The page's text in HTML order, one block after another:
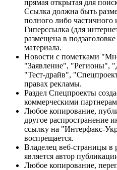
прямая открытая для
Ссылка должна быть
полного либо частичного
Гиперссылка (для
размещена в
материала.
Новости с пометками
"Заявление", "Регионы",
"Тест-драйв",
правах рекламы.
Раздел Спецпроекты
коммерческими
Любое копирование,
другое распространение
ссылку на "Интерфакс-
воспрещается.
Владелец веб-страницы в
является автор
Любое копирование,